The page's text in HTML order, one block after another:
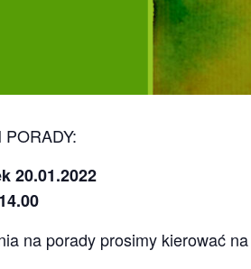
20.01.2022
14.00
na porady prosimy kierować